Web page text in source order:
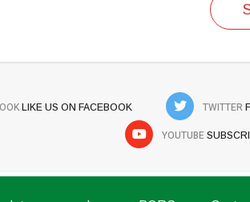
LIKE US ON FACEBOOK TWITTER
YOUTUBE